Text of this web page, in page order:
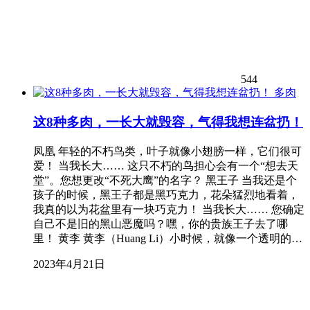
544
多肉
这8种多肉，一长大就毁容，气得我想连盆扔！
凤凰 年轻的不朽鸟类，叶子就像小翅膀一样，它们很可
爱！ 当我长大…… 这只不朽的鸟担心会有一个“想去天
堂”。您想更改“不死大鹰”的名字？ 黑王子 当我还是个
孩子的时候，黑王子都是黑巧克力，花朵猛烈地看着，
我真的以为花盆里有一块巧克力！ 当我长大…… 您确定
自己不是旧的黑山恶魔吗？嘿，你的贵族王子去了哪
里！ 黄李 黄李（Huang Li）小时候，就像一个透明的…
2023年4月21日